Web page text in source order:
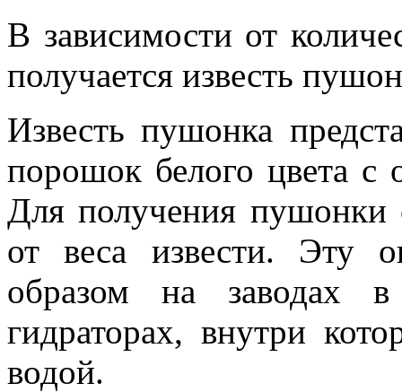
В зависимости от
получается известь
Известь пушонка
порошок белого цвета
Для получения пушонки
от веса извести. Эту
образом на заводах
гидраторах, внутри
водой.